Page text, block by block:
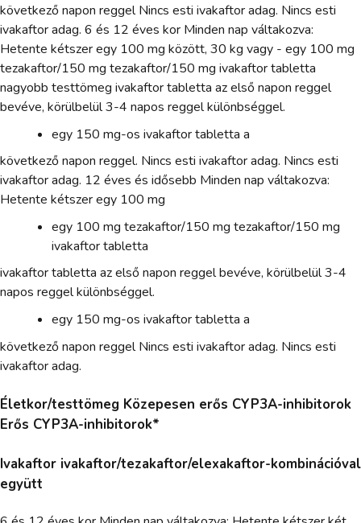
következő napon reggel Nincs esti ivakaftor adag. Nincs esti
ivakaftor adag. 6 és 12 éves kor Minden nap váltakozva:
Hetente kétszer egy 100 mg között, 30 kg vagy - egy 100 mg
tezakaftor/150 mg tezakaftor/150 mg ivakaftor tabletta
nagyobb testtömeg ivakaftor tabletta az első napon reggel
bevéve, körülbelül 3-4 napos reggel különbséggel.
egy 150 mg-os ivakaftor tabletta a
következő napon reggel. Nincs esti ivakaftor adag. Nincs esti
ivakaftor adag. 12 éves és idősebb Minden nap váltakozva:
Hetente kétszer egy 100 mg
egy 100 mg tezakaftor/150 mg tezakaftor/150 mg
ivakaftor tabletta
ivakaftor tabletta az első napon reggel bevéve, körülbelül 3-4
napos reggel különbséggel.
egy 150 mg-os ivakaftor tabletta a
következő napon reggel Nincs esti ivakaftor adag. Nincs esti
ivakaftor adag.
Életkor/testtömeg Közepesen erős CYP3A-inhibitorok
Erős CYP3A-inhibitorok*
Ivakaftor ivakaftor/tezakaftor/elexakaftor-kombinációval
együtt